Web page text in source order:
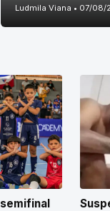
Ludmila Viana • 07/08/